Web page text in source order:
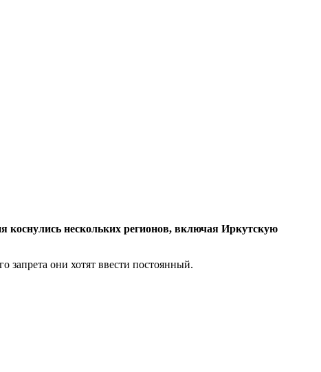
коснулись нескольких регионов, включая Иркутскую
запрета они хотят ввести постоянный.